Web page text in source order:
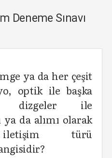
Deneme Sınavı
ya da her çeşit
optik ile başka
dizgeler ile
da alımı olarak
iletişim türü